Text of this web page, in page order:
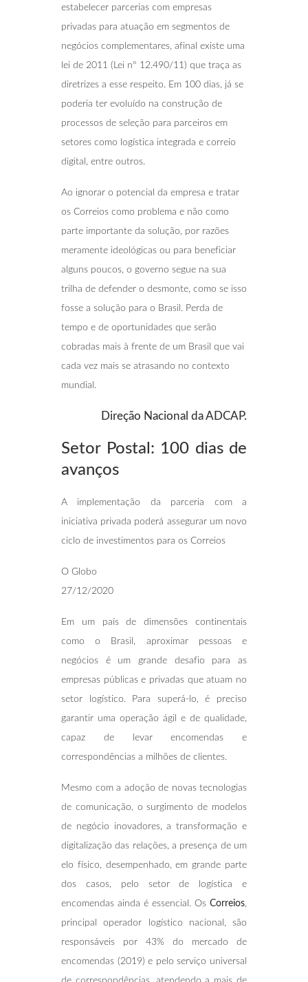
estabelecer parcerias com empresas
privadas para atuação em segmentos de
negócios complementares, afinal existe uma
lei de 2011 (Lei nº 12.490/11) que traça as
diretrizes a esse respeito. Em 100 dias, já se
poderia ter evoluído na construção de
processos de seleção para parceiros em
setores como logística integrada e correio
digital, entre outros.
Ao ignorar o potencial da empresa e tratar
os Correios como problema e não como
parte importante da solução, por razões
meramente ideológicas ou para beneficiar
alguns poucos, o governo segue na sua
trilha de defender o desmonte, como se isso
fosse a solução para o Brasil. Perda de
tempo e de oportunidades que serão
cobradas mais à frente de um Brasil que vai
cada vez mais se atrasando no contexto
mundial.
Direção Nacional da ADCAP.
Setor Postal: 100 dias de
avanços
A implementação da parceria com a
iniciativa privada poderá assegurar um novo
ciclo de investimentos para os Correios
O Globo
27/12/2020
Em um país de dimensões continentais
como o Brasil, aproximar pessoas e
negócios é um grande desafio para as
empresas públicas e privadas que atuam no
setor logístico. Para superá-lo, é preciso
garantir uma operação ágil e de qualidade,
capaz de levar encomendas e
correspondências a milhões de clientes.
Mesmo com a adoção de novas tecnologias
de comunicação, o surgimento de modelos
de negócio inovadores, a transformação e
digitalização das relações, a presença de um
elo físico, desempenhado, em grande parte
dos casos, pelo setor de logística e
encomendas ainda é essencial. Os Correios
principal operador logístico nacional, são
responsáveis por 43% do mercado de
encomendas (2019) e pelo serviço universal